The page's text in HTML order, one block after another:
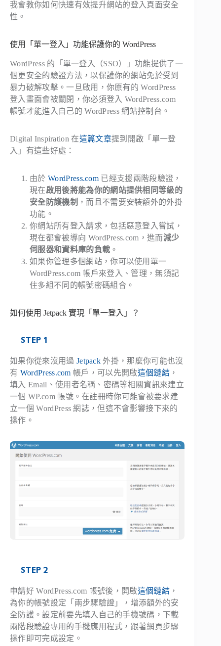
我會教你如何快速有效提升網站的登入頁面安全
性。
使用「單一登入」功能保護你的 WordPress
WordPress 的「單一登入（SSO）」功能提供了一
個更安全的驗證方法，以保護你的網站免於受到
暴力破解攻擊。一旦啟用，你原有的 WordPress
登入畫面會被關閉，你必須登入 WordPress.com
帳號才能進入自己的 WordPress 網站控制台。
Digital Inspiration 在這篇文章提到開啟「單一登
入」有這些好處：
由於 WordPress.com 已經支援兩階段驗證，
現在啟用後將能為你的網站提供相同等級的
安全防護機制 ，而且不需要安裝額外的外掛
功能。
你網站所有登入請求，包括惡意登入嘗試，
現在都會被導向 WordPress.com，進而減少
伺服器和資料庫的負載 。
如果你管理多個網站，你可以使用單一
WordPress.com 帳戶來登入、管理，無須記
住多組不同的帳號密碼組合。
如何使用 Jetpack 實現「單一登入」？
STEP 1
如果你從來沒用過 Jetpack 外掛，那麼你可能也沒
有 WordPress.com 帳戶，可以先開啟這個鏈結，
填入 Email、使用者名稱、密碼等相關資訊來建立
一個 WP.com 帳號。在註冊時你可能會被要求建
立一個 WordPress 網誌，但這不會影響接下來的
操作。
STEP 2
申請好 WordPress.com 帳號後，開啟這個鏈結，
為你的帳號設定「兩步驟驗證」，增添額外的安
全防護。設定前要先填入自己的手機號碼，下載
兩階段驗證專用的手機應用程式，跟著網頁步驟
操作即可完成設定。